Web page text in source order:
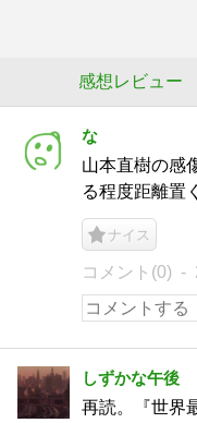
感想レビュー
な
山本直樹の感
る程度距離置
ナイス
コメント(0)
しずかな午後
再読。『世界